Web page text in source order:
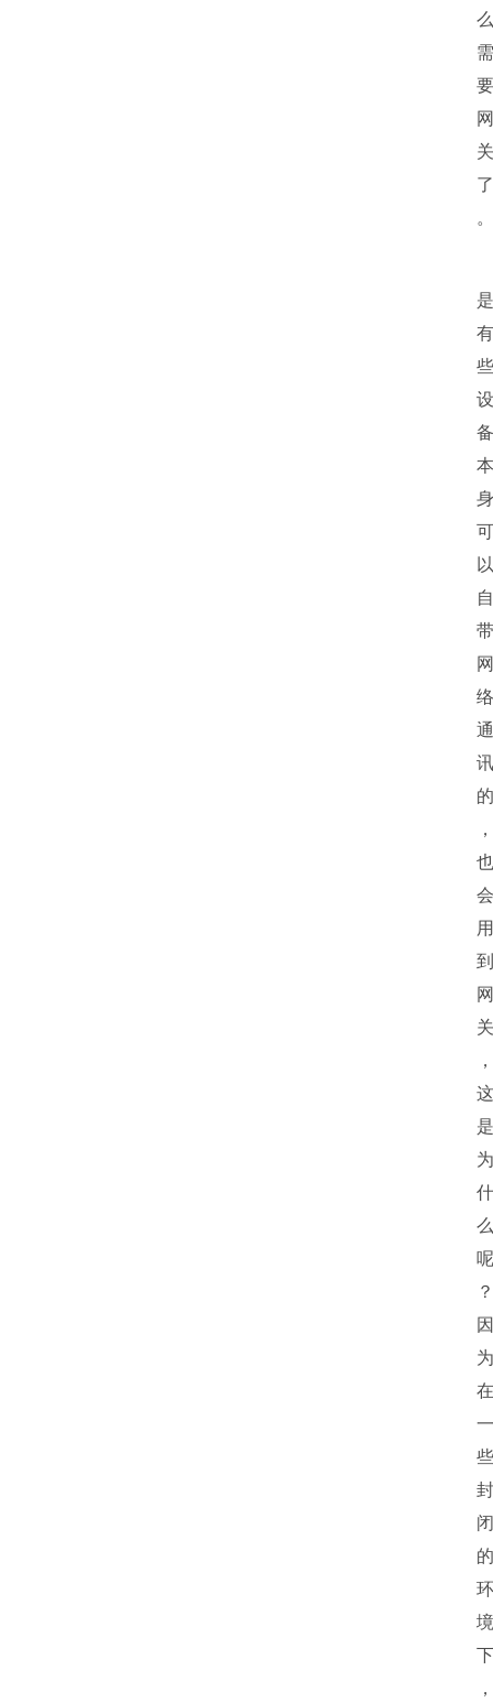
么
需
要
网
关
了
。
是
有
些
设
备
本
身
可
以
自
带
网
络
通
讯
的
，
也
会
用
到
网
关
，
这
是
为
什
么
呢
？
因
为
在
一
些
封
闭
的
环
境
下
，